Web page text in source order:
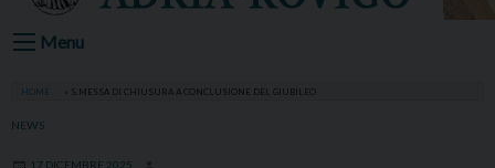
Menu
HOME S.MESSA DI CHIUSURA A CONCLUSIONE DEL GIUBILEO
NEWS
17 DICEMBRE 2025